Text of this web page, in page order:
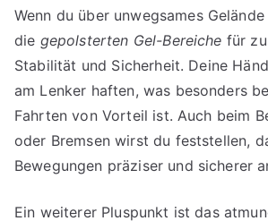
Wenn du über unwegsames
die gepolsterten Gel-Bereiche für
Stabilität und Sicherheit. Deine
am Lenker haften, was besonders
Fahrten von Vorteil ist. Auch beim
oder Bremsen wirst du feststellen,
Bewegungen präziser und sicherer
Ein weiterer Pluspunkt ist das